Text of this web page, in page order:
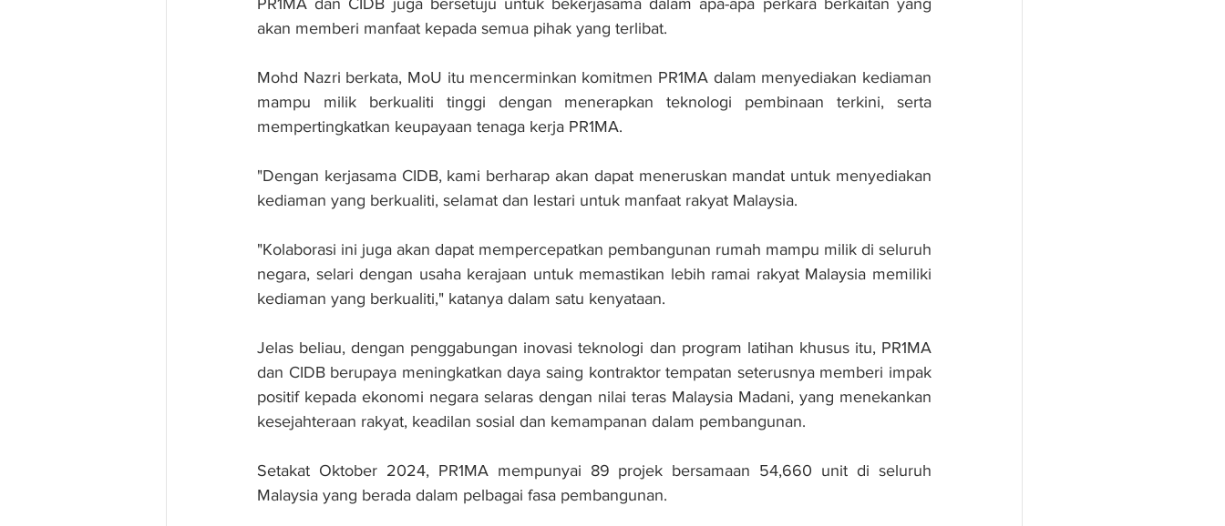
PR1MA dan CIDB juga bersetuju untuk bekerjasama dalam apa-apa perkara berkaitan yang
akan memberi manfaat kepada semua pihak yang terlibat.
Mohd Nazri berkata, MoU itu mencerminkan komitmen PR1MA dalam menyediakan kediaman
mampu milik berkualiti tinggi dengan menerapkan teknologi pembinaan terkini, serta
mempertingkatkan keupayaan tenaga kerja PR1MA.
"Dengan kerjasama CIDB, kami berharap akan dapat meneruskan mandat untuk menyediakan
kediaman yang berkualiti, selamat dan lestari untuk manfaat rakyat Malaysia.
"Kolaborasi ini juga akan dapat mempercepatkan pembangunan rumah mampu milik di seluruh
negara, selari dengan usaha kerajaan untuk memastikan lebih ramai rakyat Malaysia memiliki
kediaman yang berkualiti," katanya dalam satu kenyataan.
Jelas beliau, dengan penggabungan inovasi teknologi dan program latihan khusus itu, PR1MA
dan CIDB berupaya meningkatkan daya saing kontraktor tempatan seterusnya memberi impak
positif kepada ekonomi negara selaras dengan nilai teras Malaysia Madani, yang menekankan
kesejahteraan rakyat, keadilan sosial dan kemampanan dalam pembangunan.
Setakat Oktober 2024, PR1MA mempunyai 89 projek bersamaan 54,660 unit di seluruh
Malaysia yang berada dalam pelbagai fasa pembangunan.